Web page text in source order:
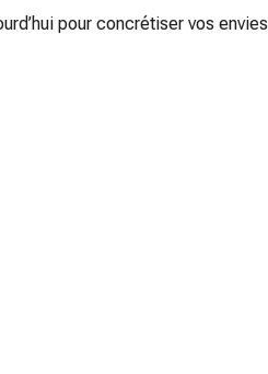
pour concrétiser vos envies